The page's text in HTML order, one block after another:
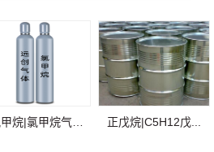
正戊烷|C5H12戊...